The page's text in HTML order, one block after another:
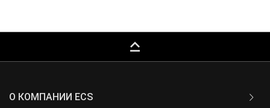
keyboard_capslock
О КОМПАНИИ ECS